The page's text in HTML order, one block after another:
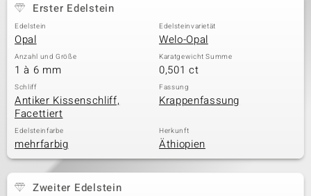
Erster Edelstein
Edelstein
Opal
Edelsteinvarietät
Welo-Opal
Anzahl und Größe
1 à 6 mm
Karatgewicht Summe
0,501 ct
Schliff
Antiker Kissenschliff,
Facettiert
Fassung
Krappenfassung
Edelsteinfarbe
mehrfarbig
Herkunft
Äthiopien
Zweiter Edelstein